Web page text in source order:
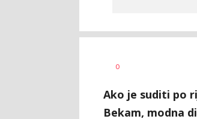
AUTOR
0
Ako je suditi po
Bekam, modna